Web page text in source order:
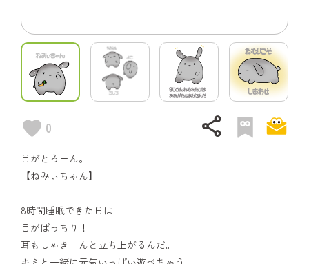
0 share
目がとろーん。
【ねみぃちゃん】
8時間睡眠できた日は
目がぱっちり！
耳もしゃきーんと立ち上がるんだ。